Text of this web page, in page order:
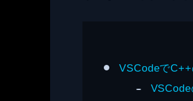
VSCodeで